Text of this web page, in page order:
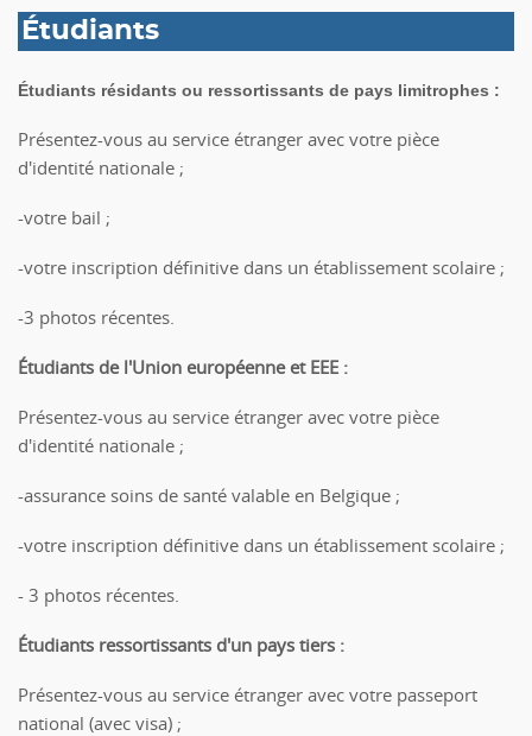
Étudiants
Étudiants résidants ou ressortissants de pays limitrophes :
Présentez-vous au service étranger avec votre pièce
d'identité nationale ;
-votre bail ;
-votre inscription définitive dans un établissement scolaire ;
-3 photos récentes.
Étudiants de l'Union européenne et EEE :
Présentez-vous au service étranger avec votre pièce
d'identité nationale ;
-assurance soins de santé valable en Belgique ;
-votre inscription définitive dans un établissement scolaire ;
- 3 photos récentes.
Étudiants ressortissants d'un pays tiers :
Présentez-vous au service étranger avec votre passeport
national (avec visa) ;